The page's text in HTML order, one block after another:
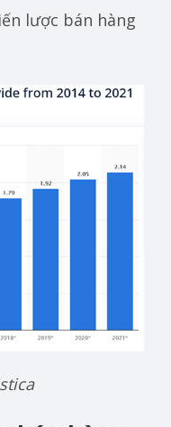
lược bán hàng